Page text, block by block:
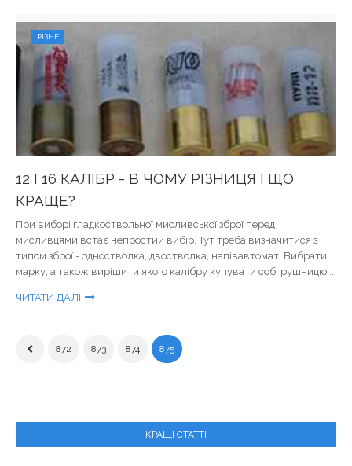
РІЗНЕ
12 І 16 КАЛІБР - В ЧОМУ РІЗНИЦЯ І ЩО
КРАЩЕ?
При виборі гладкоствольної мисливської зброї перед
мисливцями встає непростий вибір. Тут треба визначитися з
типом зброї - одностволка, двостволка, напівавтомат. Вибрати
марку, а також вирішити якого калібру купувати собі рушницю....
ЧИТАТИ ДАЛІ
872 873 874 875
КРАЩІ СТАТТІ